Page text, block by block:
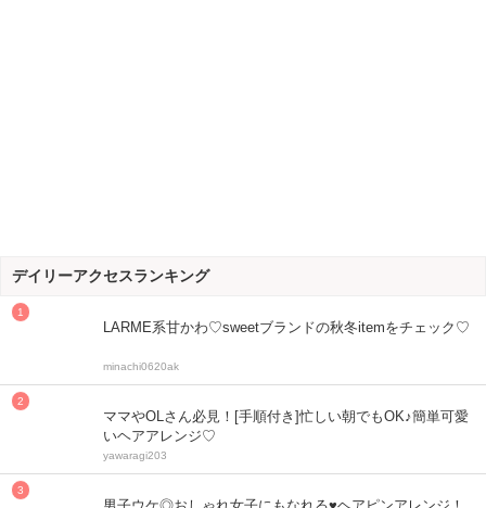
デイリーアクセスランキング
LARME系甘かわ♡sweetブランドの秋冬itemをチェック♡
minachi0620ak
ママやOLさん必見！[手順付き]忙しい朝でもOK♪簡単可愛
いヘアアレンジ♡
yawaragi203